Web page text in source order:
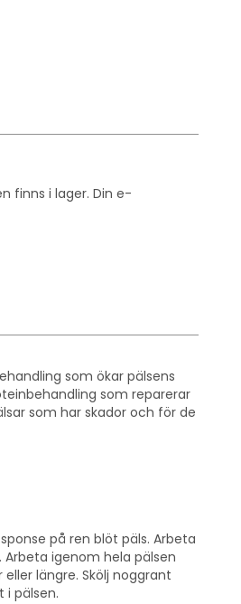
finns i lager. Din e-
som ökar pälsens
som reparerar
som har skador och för de
på ren blöt päls. Arbeta
igenom hela pälsen
längre. Skölj noggrant
pälsen.